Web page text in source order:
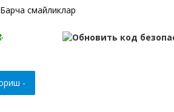
Барча смайликлар